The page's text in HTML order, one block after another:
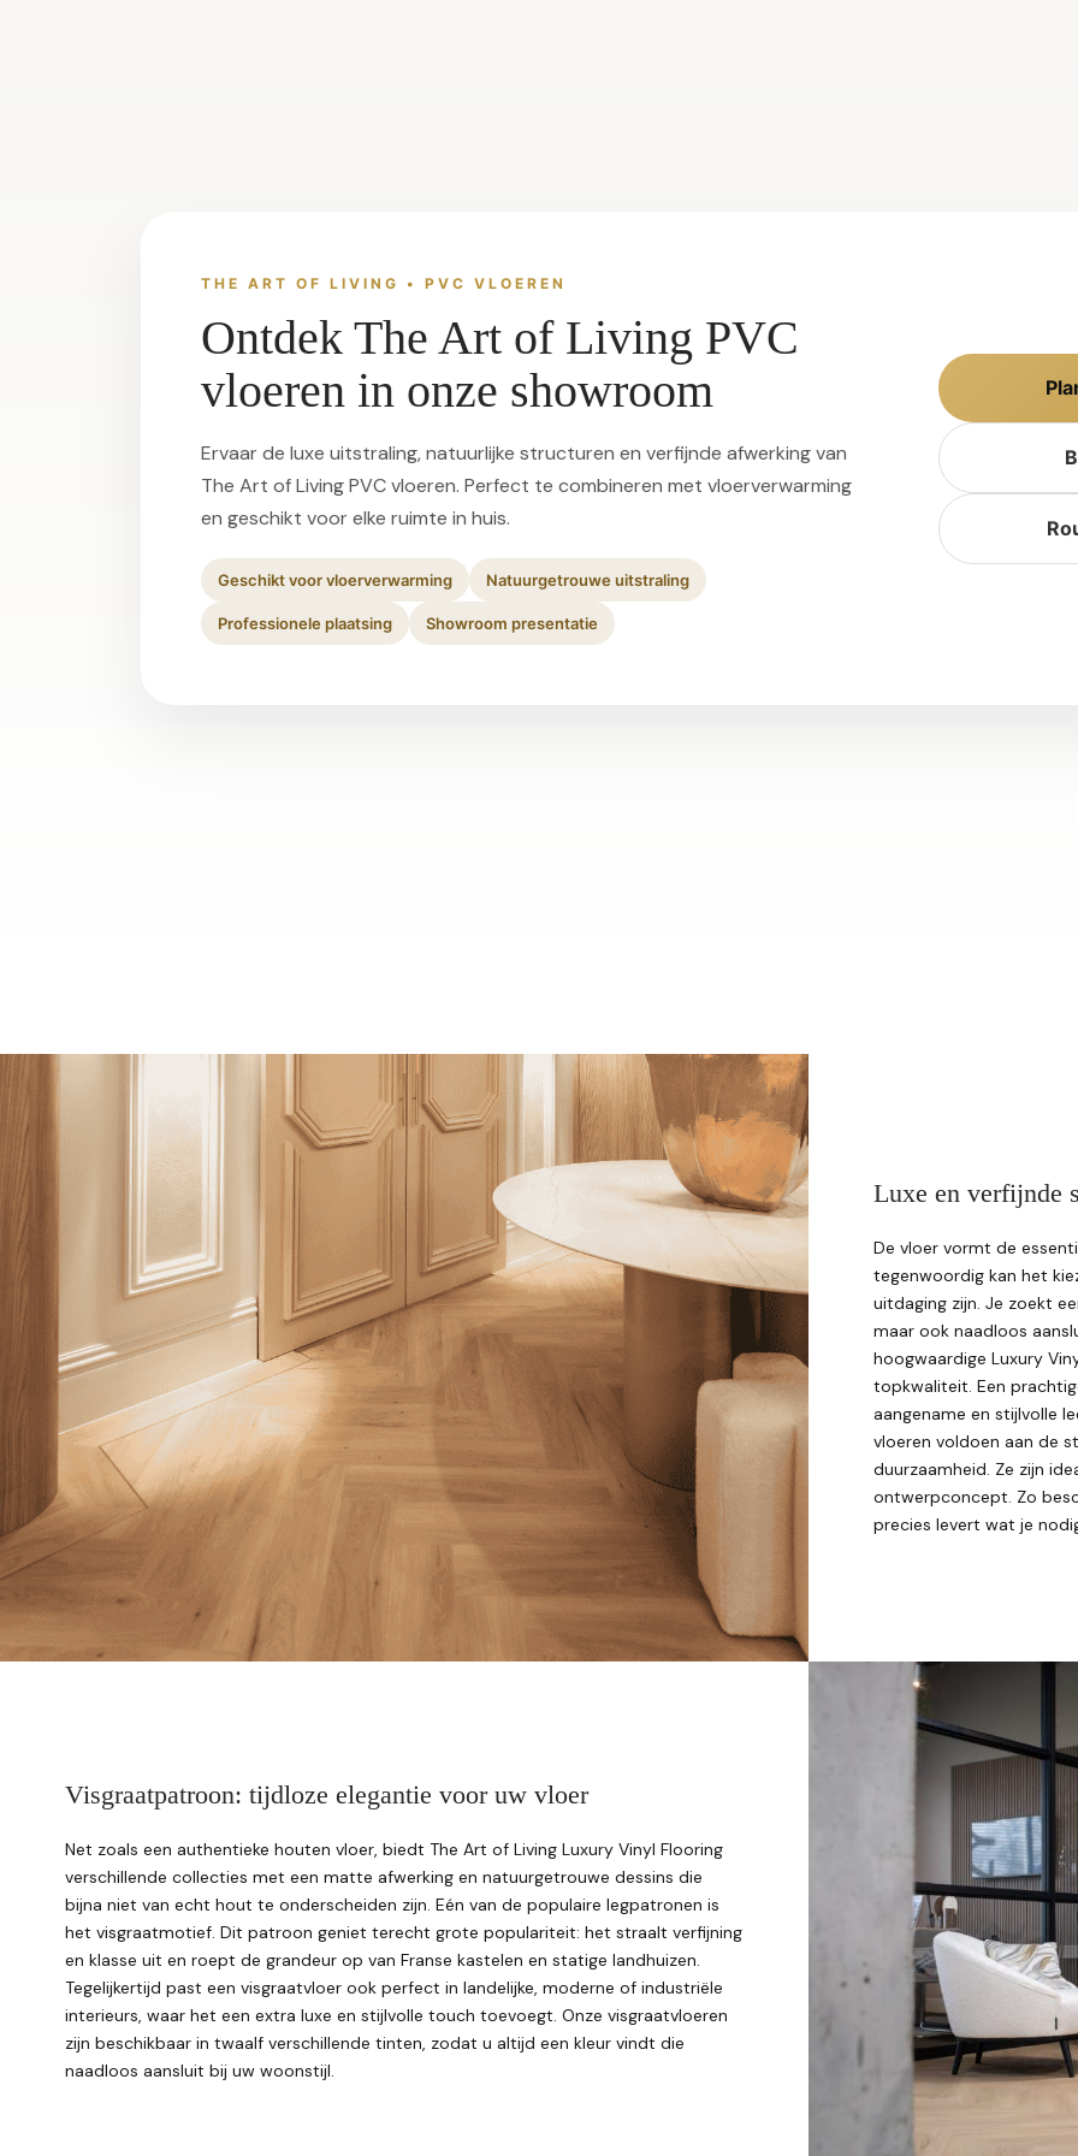
THE ART OF LIVING • PVC VLOEREN
Ontdek The Art of Living PVC
vloeren in onze showroom
Ervaar de luxe uitstraling, natuurlijke structuren en verfijnde afwerking van
The Art of Living PVC vloeren. Perfect te combineren met vloerverwarming
en geschikt voor elke ruimte in huis.
Geschikt voor vloerverwarming Natuurgetrouwe uitstraling
Professionele plaatsing Showroom presentatie
Luxe en verfijnde
De vloer vormt de
tegenwoordig kan het
uitdaging zijn. Je zoekt
maar ook naadloos
hoogwaardige Luxury
topkwaliteit. Een
aangename en stijlvolle
vloeren voldoen aan de
duurzaamheid. Ze zijn
ontwerpconcept. Zo
precies levert wat je
Visgraatpatroon: tijdloze elegantie voor uw vloer
Net zoals een authentieke houten vloer, biedt The Art of Living Luxury Vinyl Flooring
verschillende collecties met een matte afwerking en natuurgetrouwe dessins die
bijna niet van echt hout te onderscheiden zijn. Eén van de populaire legpatronen is
het visgraatmotief. Dit patroon geniet terecht grote populariteit: het straalt verfijning
en klasse uit en roept de grandeur op van Franse kastelen en statige landhuizen.
Tegelijkertijd past een visgraatvloer ook perfect in landelijke, moderne of industriële
interieurs, waar het een extra luxe en stijlvolle touch toevoegt. Onze visgraatvloeren
zijn beschikbaar in twaalf verschillende tinten, zodat u altijd een kleur vindt die
naadloos aansluit bij uw woonstijl.